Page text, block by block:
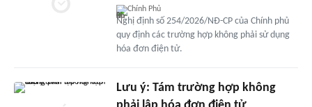
Chính Phủ
Nghị định số 254/2026/NĐ-CP của Chính phủ
quy định các trường hợp không phải sử dụng
hóa đơn điện tử.
Lưu ý: Tám trường hợp không